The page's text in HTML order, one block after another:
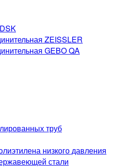
ZEISSLER
GEBO QA
труб
низкого давления
стали